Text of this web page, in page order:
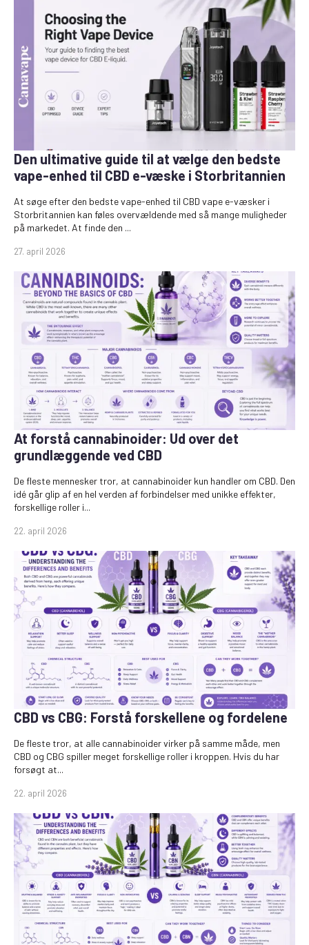
Den ultimative guide til at vælge den bedste
vape-enhed til CBD e-væske i Storbritannien
27. april 2026
At søge efter den bedste vape-enhed til CBD vape e-væsker i
Storbritannien kan føles overvældende med så mange muligheder
på markedet. At finde den ...
At forstå cannabinoider: Ud over det
grundlæggende ved CBD
22. april 2026
De fleste mennesker tror, at cannabinoider kun handler om CBD. Den
idé går glip af en hel verden af forbindelser med unikke effekter,
forskellige roller i...
CBD vs CBG: Forstå forskellene og fordelene
22. april 2026
De fleste tror, at alle cannabinoider virker på samme måde, men
CBD og CBG spiller meget forskellige roller i kroppen. Hvis du har
forsøgt at...